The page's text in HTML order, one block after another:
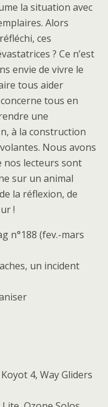
la situation avec
Alors
ces
? Ce n’est
envie de vivre le
tous aider
tous en
une
à la construction
Nous avons
nos lecteurs sont
sur un animal
la réflexion, de
!
n°188 (fev.-mars
un incident
4, Way Gliders